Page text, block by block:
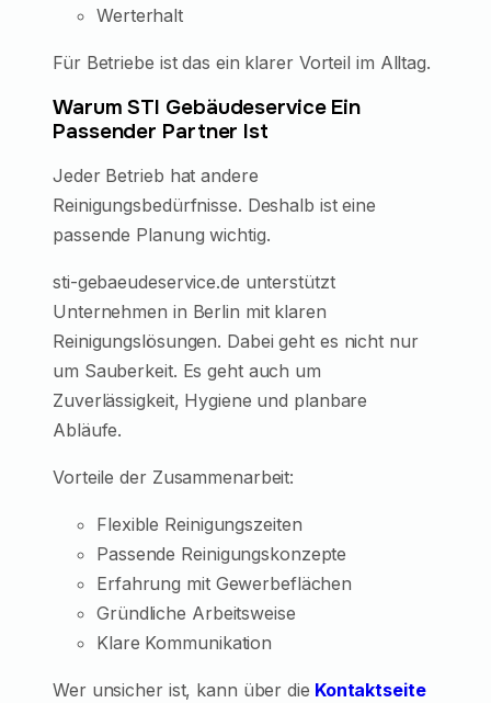
Werterhalt
Für Betriebe ist das ein klarer Vorteil im Alltag.
Warum STI Gebäudeservice Ein
Passender Partner Ist
Jeder Betrieb hat andere
Reinigungsbedürfnisse. Deshalb ist eine
passende Planung wichtig.
sti-gebaeudeservice.de unterstützt
Unternehmen in Berlin mit klaren
Reinigungslösungen. Dabei geht es nicht nur
um Sauberkeit. Es geht auch um
Zuverlässigkeit, Hygiene und planbare
Abläufe.
Vorteile der Zusammenarbeit:
Flexible Reinigungszeiten
Passende Reinigungskonzepte
Erfahrung mit Gewerbeflächen
Gründliche Arbeitsweise
Klare Kommunikation
Wer unsicher ist, kann über die Kontaktseite